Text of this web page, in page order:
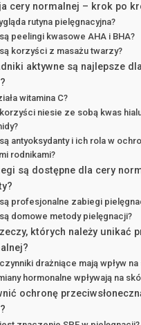
cery normalnej – krok po
rutyna pielęgnacyjna?
peelingi kwasowe AHA i BHA?
korzyści z masażu twarzy?
aktywne są najlepsze
witamina C?
niesie ze sobą kwas
antyoksydanty i ich rola w
rodnikami?
są dostępne dla cery
profesjonalne zabiegi
domowe metody pielęgnacji?
których należy unikać
drażniące mają wpływ na
hormonalne wpływają na
ochronę